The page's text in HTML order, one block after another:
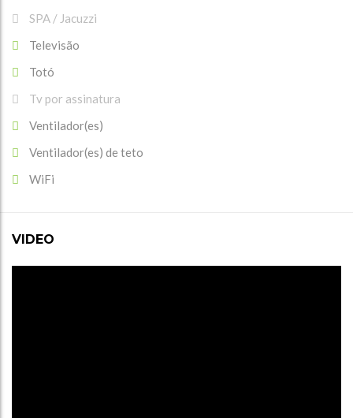
SPA / Jacuzzi
Televisão
Totó
Tv por assinatura
Ventilador(es)
Ventilador(es) de teto
WiFi
VIDEO